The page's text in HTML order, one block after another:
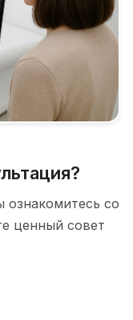
со
ценный совет